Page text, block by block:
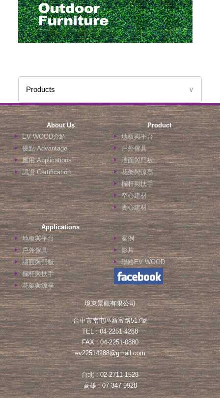
Products ∨
About Us
EV WOOD介紹
優點 Advantage
應用 Applications
認證 Certification
Product
地板與平台
戶外傢具
牆面與門板
花架與涼亭
欄杆與扶手
空心建材
實心建材
Applications
地板與平台
戶外傢具
牆面與門板
欄杆與扶手
花架與涼亭
案例
影片
聯絡EV WOOD
境東景觀有限公司
台中市南屯區新富路517號
TEL : 04-2251-4288
FAX : 04-2251-0880
ev22514288@gmail.com
台北 : 02-2711-1528
高雄 : 07-347-9928